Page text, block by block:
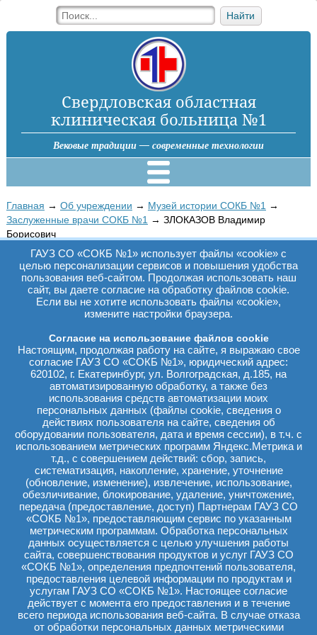
Найти
Свердловская областная
клиническая больница №1
Вековые традиции — современные технологии
Главная → Об учреждении → Музей истории СОКБ №1 →
Заслуженные врачи СОКБ №1 → ЗЛОКАЗОВ Владимир
Борисович
ЗЛОКАЗОВ ВЛАДИМИР БОРИСОВИЧ
ЗЛОКАЗОВ Владимир Борисович
Заведующий отделением гемодиализа с 1976 по 2016г.
После окончания СГМИ в 1974г. поступил на работу в СОКБ № 1
в отделение нефрологии. Владимир Борисович был первым в
Свердловской области кто освоил сложную и неизученную до
того времени технологию – гемодиализ. Он организовал на базе
Первой областной специализированное отделение и оснастил
его современным зарубежным оборудованием. Следуя своему
убеждению о необходимости сделать диализ максимально
доступным, Владимир Борисович создал сеть диализных
центров по всему региону, которая была лучшей в стране. Ему
удалось приблизить качество оказания диализной помощи по
качеству и результатам средней продолжительности жизни, по
трудовой реабилитации пациентов к зарубежным аналогам.
Сегодня диализная служба - это 12 отделений в городах
Свердловской области и 13 центров амбулаторного диализа.
Кроме того, Владимир Борисович был инициатором создания
службы детского диализа, которая сейчас работает в ОДКБ № 1.
Владимир Борисович награжден орденом «За заслуги перед
отечеством II степени».
ГАУЗ СО «СОКБ №1» использует файлы «cookie» с
целью персонализации сервисов и повышения удобства
пользования веб-сайтом. Продолжая использовать наш
сайт, вы даете согласие на обработку файлов cookie.
Если вы не хотите использовать файлы «cookie»,
измените настройки браузера.
Согласие на использование файлов cookie
Настоящим, продолжая работу на сайте, я выражаю свое
согласие ГАУЗ СО «СОКБ №1», юридический адрес:
620102, г. Екатеринбург, ул. Волгоградская, д.185, на
автоматизированную обработку, а также без
использования средств автоматизации моих
персональных данных (файлы cookie, сведения о
действиях пользователя на сайте, сведения об
оборудовании пользователя, дата и время сессии), в т.ч. с
использованием метрических программ Яндекс.Метрика и
т.д., с совершением действий: сбор, запись,
систематизация, накопление, хранение, уточнение
(обновление, изменение), извлечение, использование,
обезличивание, блокирование, удаление, уничтожение,
передача (предоставление, доступ) Партнерам ГАУЗ СО
«СОКБ №1», предоставляющим сервис по указанным
метрическим программам. Обработка персональных
данных осуществляется с целью улучшения работы
сайта, совершенствования продуктов и услуг ГАУЗ СО
«СОКБ №1», определения предпочтений пользователя,
предоставления целевой информации по продуктам и
услугам ГАУЗ СО «СОКБ №1». Настоящее согласие
действует с момента его предоставления и в течение
всего периода использования веб-сайта. В случае отказа
от обработки персональных данных метрическими